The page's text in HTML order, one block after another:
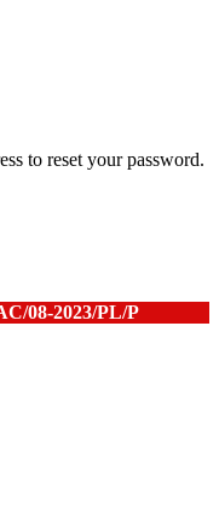
to reset your password.
08-2023/PL/P